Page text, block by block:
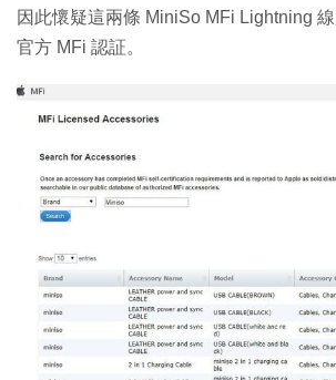
因此懷疑這兩條 MiniSo MFi Lightning
官方 MFi 認証。